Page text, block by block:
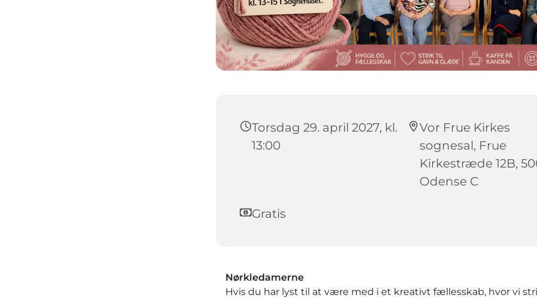
Torsdag 29. april 2027, kl.
13:00
Vor Frue Kirkes
sognesal, Frue
Kirkestræde 12B,
Odense C
Gratis
Nørkledamerne
Hvis du har lyst til at være med i et kreativt fællesskab, hvor vi